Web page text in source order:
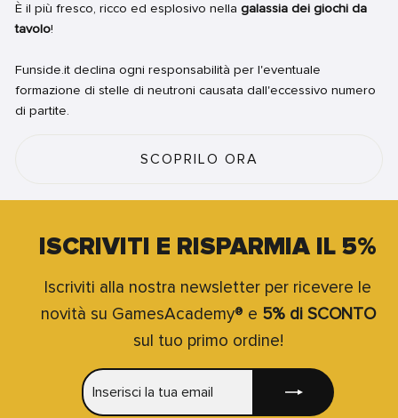
È il più fresco, ricco ed esplosivo nella galassia dei giochi da
tavolo!
Funside.it declina ogni responsabilità per l'eventuale
formazione di stelle di neutroni causata dall'eccessivo numero
di partite.
SCOPRILO ORA
ISCRIVITI E RISPARMIA IL 5%
Iscriviti alla nostra newsletter per ricevere le
novità su GamesAcademy® e 5% di SCONTO
sul tuo primo ordine!
LA